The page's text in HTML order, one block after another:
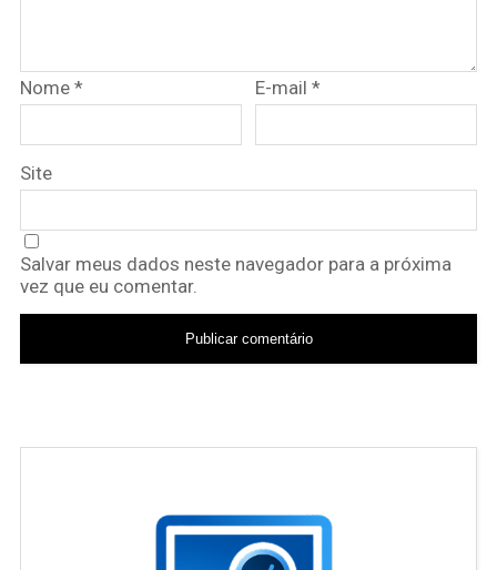
Nome * E-mail*
Site
Salvar meus dados neste navegador para a próxima
vez que eu comentar.